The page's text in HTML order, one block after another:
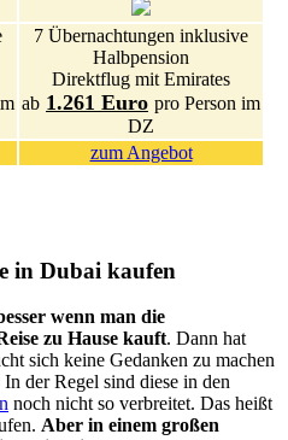
7 Übernachtungen inklusive
Halbpension
Direktflug mit Emirates
ab 1.261 Euro pro Person im
DZ
zum Angebot
in Dubai kaufen
wenn man die
zu Hause kauft. Dann hat
sich keine Gedanken zu machen
der Regel sind diese in den
noch nicht so verbreitet. Das heißt
Aber in einem großen